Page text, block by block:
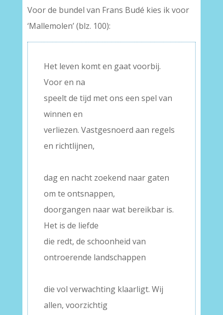
Voor de bundel van Frans Budé kies ik voor
‘Mallemolen’ (blz. 100):
Het leven komt en gaat voorbij.
Voor en na
speelt de tijd met ons een spel van
winnen en
verliezen. Vastgesnoerd aan regels
en richtlijnen,
dag en nacht zoekend naar gaten
om te ontsnappen,
doorgangen naar wat bereikbar is.
Het is de liefde
die redt, de schoonheid van
ontroerende landschappen
die vol verwachting klaarligt. Wij
allen, voorzichtig